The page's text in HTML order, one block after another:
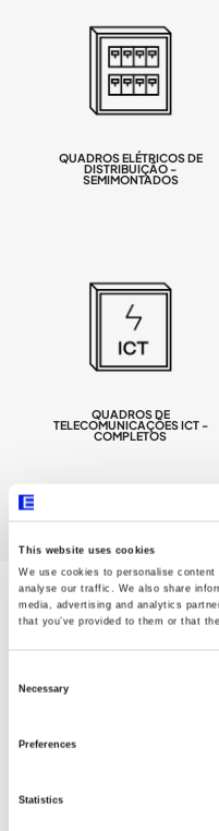
This website uses cookies
We use cookies to personalise
analyse our traffic. We also share
media, advertising and analytics
that you’ve provided to them or that
Necessary
Preferences
Statistics
QUADROS ELÉTRICOS DE
DISTRIBUIÇÃO -
SEMIMONTADOS
QUADROS DE
TELECOMUNICAÇÕES ICT -
COMPLETOS
Todos